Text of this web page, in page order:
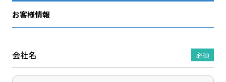
お客様情報
会社名 必須